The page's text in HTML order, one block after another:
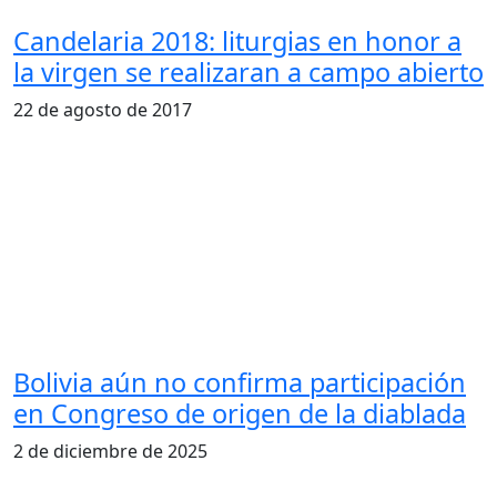
Candelaria 2018: liturgias en honor a
la virgen se realizaran a campo abierto
22 de agosto de 2017
Bolivia aún no confirma participación
en Congreso de origen de la diablada
2 de diciembre de 2025